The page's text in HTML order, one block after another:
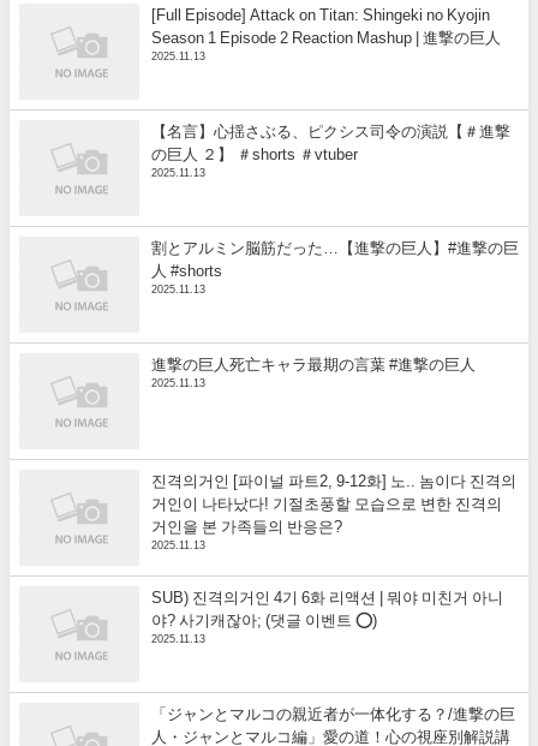
[Full Episode] Attack on Titan: Shingeki no Kyojin
Season 1 Episode 2 Reaction Mashup | 進撃の巨人
2025.11.13
【名言】心揺さぶる、ピクシス司令の演説【＃進撃
の巨人 ２】 ＃shorts ＃vtuber
2025.11.13
割とアルミン脳筋だった…【進撃の巨人】#進撃の巨
人 #shorts
2025.11.13
進撃の巨人死亡キャラ最期の言葉 #進撃の巨人
2025.11.13
진격의거인 [파이널 파트2, 9-12화] 노.. 놈이다 진격의
거인이 나타났다! 기절초풍할 모습으로 변한 진격의
거인을 본 가족들의 반응은?
2025.11.13
SUB) 진격의거인 4기 6화 리액션 | 뭐야 미친거 아니
야? 사기캐잖아; (댓글 이벤트 ⭕)
2025.11.13
「ジャンとマルコの親近者が一体化する？/進撃の巨
人・ジャンとマルコ編」愛の道！心の視座別解説講